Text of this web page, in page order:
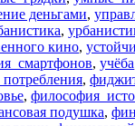
деньгами,
,
кино,
, учёба
,
,
подушка,